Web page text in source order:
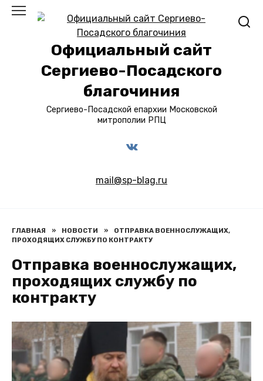
Перейти
Официальный сайт
Сергиево-Посадского
благочиния
Сергиево-Посадской епархии Московской
митрополии РПЦ
mail@sp-blag.ru
ГЛАВНАЯ » НОВОСТИ »
ОТПРАВКА ВОЕННОСЛУЖАЩИХ,
ПРОХОДЯЩИХ СЛУЖБУ ПО КОНТРАКТУ
Отправка военнослужащих,
проходящих службу по
контракту